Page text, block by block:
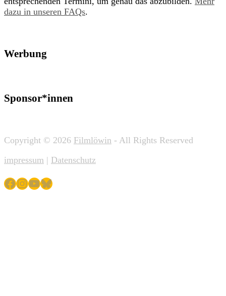
dazu in unseren FAQs.
Werbung
Sponsor*innen
Copyright © 2026 Filmlöwin - All Rights Reserved
impressum | Datenschutz
Facebook
Instagram
YouTube
Bluesky